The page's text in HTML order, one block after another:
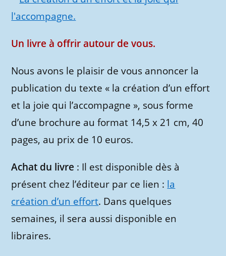
Un livre à offrir autour de vous.
Nous avons le plaisir de vous annoncer la
publication du texte « la création d’un effort
et la joie qui l’accompagne », sous forme
d’une brochure au format 14,5 x 21 cm, 40
pages, au prix de 10 euros.
Achat du livre : Il est disponible dès à
présent chez l’éditeur par ce lien : la
création d’un effort. Dans quelques
semaines, il sera aussi disponible en
libraires.